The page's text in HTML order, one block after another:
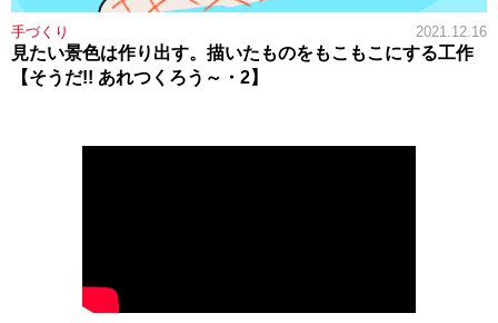
手づくり 2021.12.16
見たい景色は作り出す。描いたものをもこもこにする工作
【そうだ!! あれつくろう～・2】